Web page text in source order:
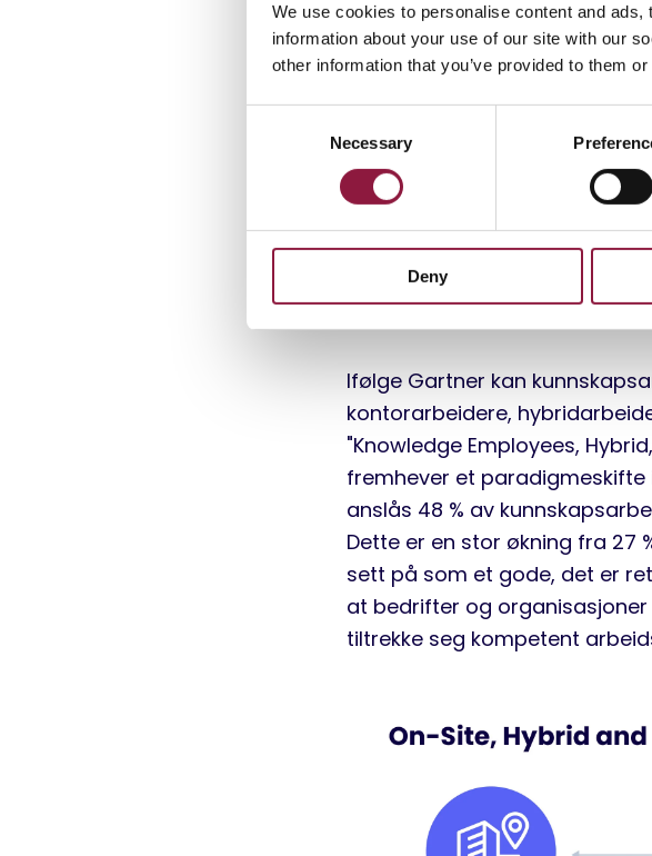
We use cookies to personalise content and
information about your use of our site with our
other information that you’ve provided to them
e
Necessary
Deny
Den digitalt innfødte
landskapet, og medlemmene
trender. Denne generasjonen
perspektiver til
kompetanse, smidighet og
Et fleksibelt
for å bli
Ifølge Gartner kan
kontorarbeidere,
"Knowledge Employees,
fremhever et paradigmeskifte
anslås 48 % av
Dette er en stor økning fra 27
sett på som et gode, det er
at bedrifter og
tiltrekke seg kompetent